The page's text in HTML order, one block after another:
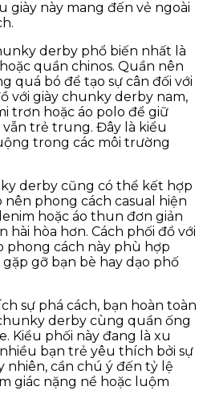
giày này mang đến vẻ ngoài
derby phổ biến nhất là
quần chinos. Quần nên
quá bó để tạo sự cân đối với
với giày chunky derby nam,
trơn hoặc áo polo để giữ
trẻ trung. Đây là kiểu
trong các môi trường
derby cũng có thể kết hợp
phong cách casual hiện
hoặc áo thun đơn giản
hòa hơn. Cách phối đồ với
phong cách này phù hợp
gỡ bạn bè hay dạo phố
sự phá cách, bạn hoàn toàn
derby cùng quần ống
Kiểu phối này đang là xu
bạn trẻ yêu thích bởi sự
nhiên, cần chú ý đến tỷ lệ
giác nặng nề hoặc luộm